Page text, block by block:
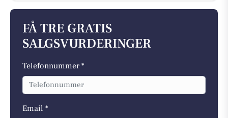
FÅ TRE GRATIS
SALGSVURDERINGER
Telefonnummer *
Email *